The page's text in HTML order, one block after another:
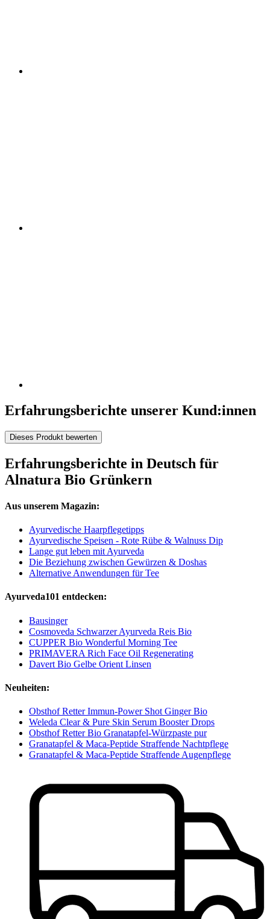
Erfahrungsberichte unserer Kund:innen
Dieses Produkt bewerten
Erfahrungsberichte in Deutsch für
Alnatura Bio Grünkern
Aus unserem Magazin:
Ayurvedische Haarpflegetipps
Ayurvedische Speisen - Rote Rübe & Walnuss Dip
Lange gut leben mit Ayurveda
Die Beziehung zwischen Gewürzen & Doshas
Alternative Anwendungen für Tee
Ayurveda101 entdecken:
Bausinger
Cosmoveda Schwarzer Ayurveda Reis Bio
CUPPER Bio Wonderful Morning Tee
PRIMAVERA Rich Face Oil Regenerating
Davert Bio Gelbe Orient Linsen
Neuheiten:
Obsthof Retter Immun-Power Shot Ginger Bio
Weleda Clear & Pure Skin Serum Booster Drops
Obsthof Retter Bio Granatapfel-Würzpaste pur
Granatapfel & Maca-Peptide Straffende Nachtpflege
Granatapfel & Maca-Peptide Straffende Augenpflege